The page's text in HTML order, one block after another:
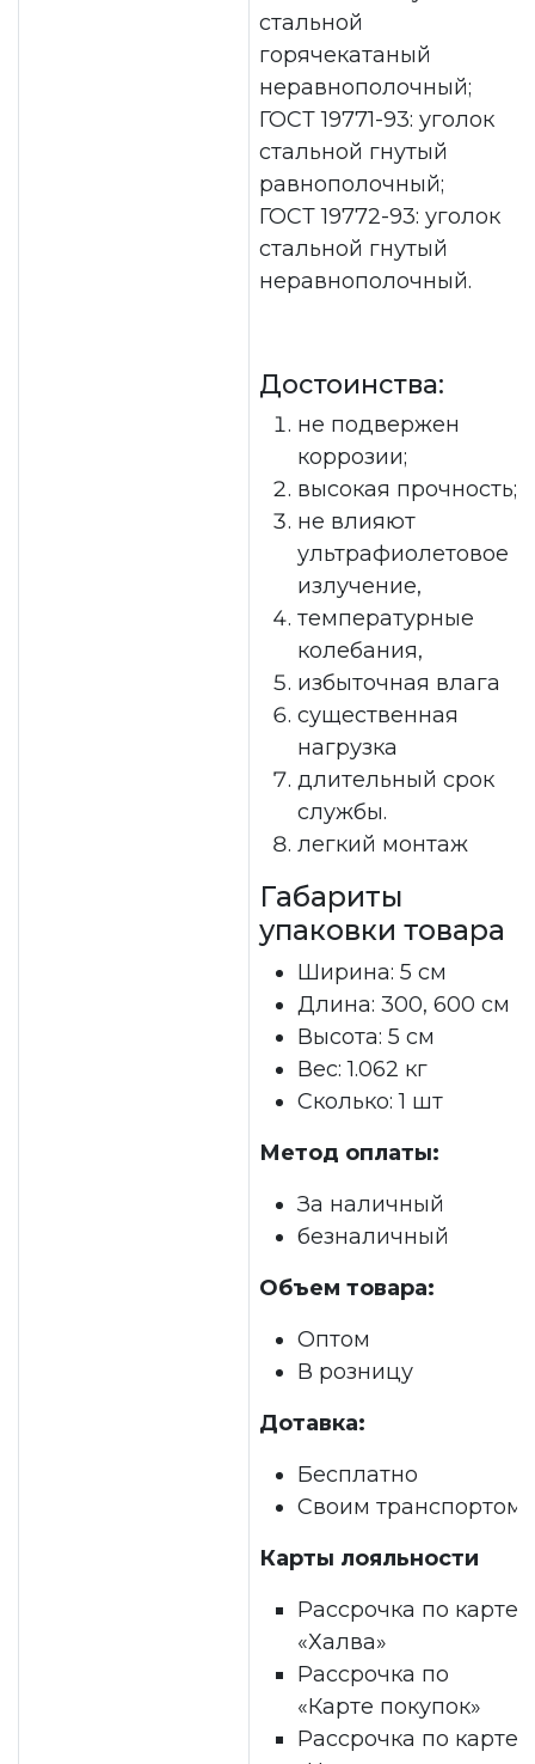
стальной
горячекатаный
неравнополочный;
ГОСТ 19771-93: уголок
стальной гнутый
равнополочный;
ГОСТ 19772-93: уголок
стальной гнутый
неравнополочный.
Достоинства:
не подвержен
коррозии;
высокая прочность;
не влияют
ультрафиолетовое
излучение,
температурные
колебания,
избыточная влага
существенная
нагрузка
длительный срок
службы.
легкий монтаж
Габариты
упаковки товара
Ширина: 5 см
Длина: 300, 600 см
Высота: 5 см
Вес: 1.062 кг
Сколько: 1 шт
Метод оплаты:
За наличный
безналичный
Объем товара:
Оптом
В розницу
Дотавка:
Бесплатно
Своим транспортом
Карты лояльности
Рассрочка по карте
«Халва»
Рассрочка по
«Карте покупок»
Рассрочка по карте